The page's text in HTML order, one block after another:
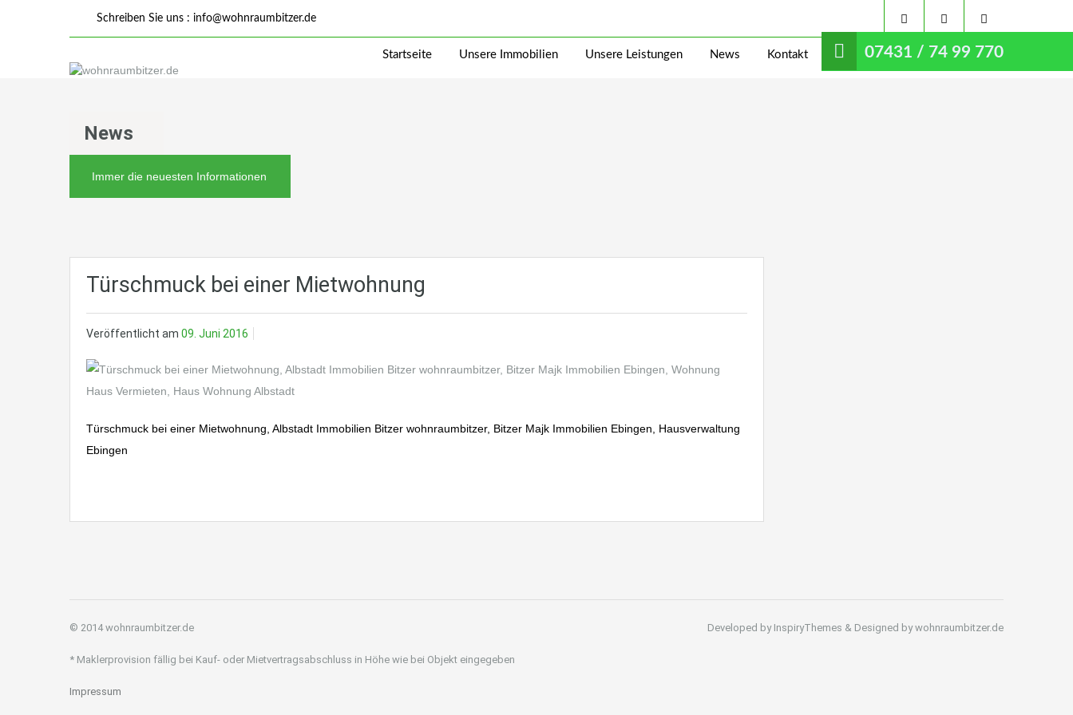
Schreiben Sie uns : info@wohnraumbitzer.de
07431 / 74 99 770
Startseite Unsere Immobilien Unsere Leistungen News Kontakt
News
Immer die neuesten Informationen
Türschmuck bei einer Mietwohnung
Veröffentlicht am 09. Juni 2016
Türschmuck bei einer Mietwohnung, Albstadt Immobilien Bitzer wohnraumbitzer, Bitzer Majk Immobilien Ebingen, Hausverwaltung
Ebingen
© 2014 wohnraumbitzer.de
* Maklerprovision fällig bei Kauf- oder Mietvertragsabschluss in Höhe wie bei Objekt eingegeben
Impressum
Developed by InspiryThemes & Designed by wohnraumbitzer.de